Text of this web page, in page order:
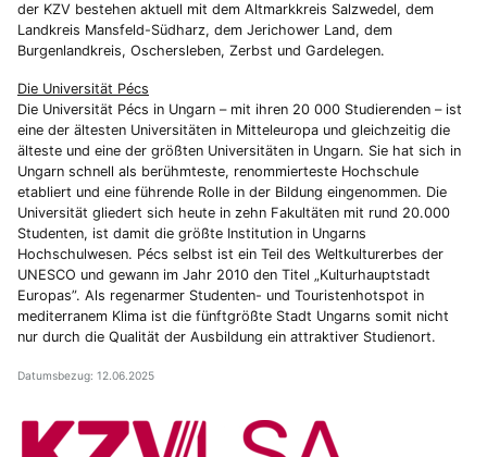
der KZV bestehen aktuell mit dem Altmarkkreis Salzwedel, dem
Landkreis Mansfeld-Südharz, dem Jerichower Land, dem
Burgenlandkreis, Oschersleben, Zerbst und Gardelegen.
Die Universität Pécs
Die Universität Pécs in Ungarn – mit ihren 20 000 Studierenden – ist
eine der ältesten Universitäten in Mitteleuropa und gleichzeitig die
älteste und eine der größten Universitäten in Ungarn. Sie hat sich in
Ungarn schnell als berühmteste, renommierteste Hochschule
etabliert und eine führende Rolle in der Bildung eingenommen. Die
Universität gliedert sich heute in zehn Fakultäten mit rund 20.000
Studenten, ist damit die größte Institution in Ungarns
Hochschulwesen. Pécs selbst ist ein Teil des Weltkulturerbes der
UNESCO und gewann im Jahr 2010 den Titel „Kulturhauptstadt
Europas”. Als regenarmer Studenten- und Touristenhotspot in
mediterranem Klima ist die fünftgrößte Stadt Ungarns somit nicht
nur durch die Qualität der Ausbildung ein attraktiver Studienort.
Datumsbezug: 12.06.2025